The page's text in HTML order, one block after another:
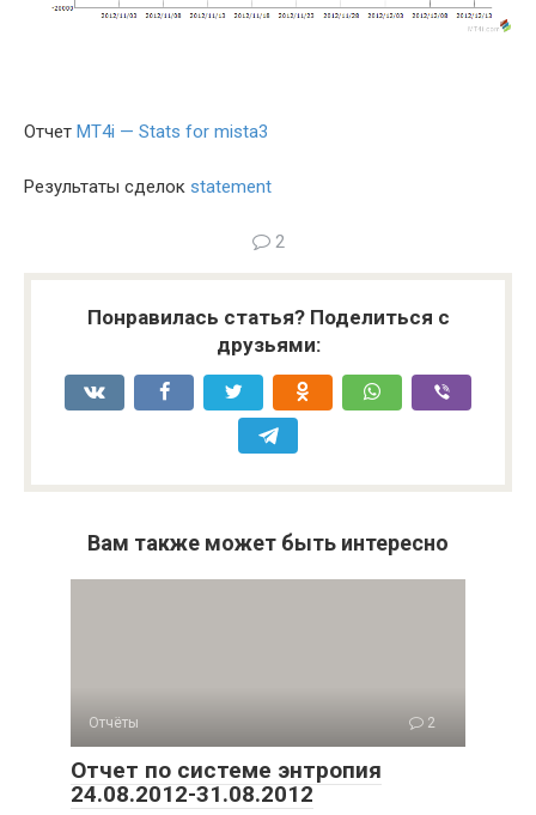
Отчет MT4i — Stats for mista3
Результаты сделок statement
2
Понравилась статья? Поделиться с
друзьями:
Вам также может быть интересно
Отчёты 2
Отчет по системе энтропия
24.08.2012-31.08.2012